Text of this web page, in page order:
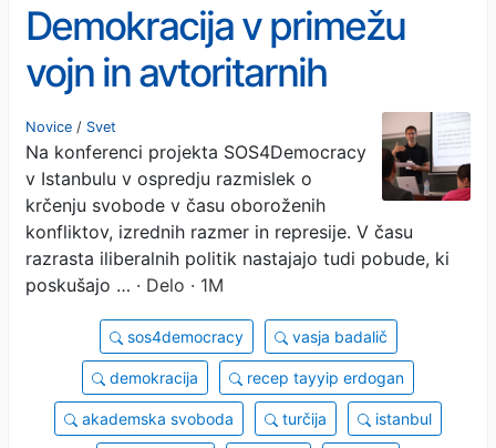
Demokracija v primežu
vojn in avtoritarnih
skušnjav
Novice / Svet
Na konferenci projekta SOS4Democracy
v Istanbulu v ospredju razmislek o
krčenju svobode v času oboroženih
konfliktov, izrednih razmer in represije. V času
razrasta iliberalnih politik nastajajo tudi pobude, ki
poskušajo … · Delo · 1M
sos4democracy vasja badalič
demokracija recep tayyip erdogan
akademska svoboda turčija istanbul